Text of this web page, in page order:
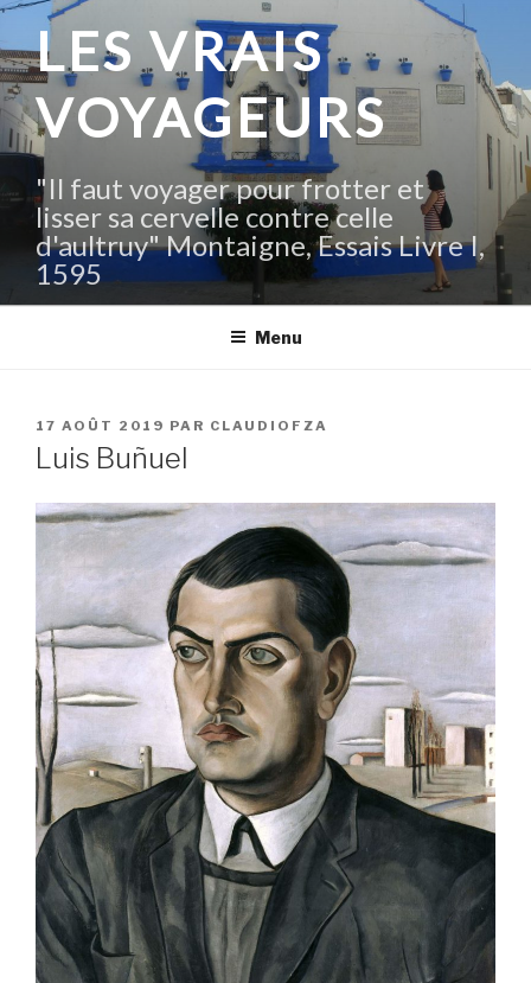
Aller
contenu
principal
LES VRAIS
VOYAGEURS
"Il faut voyager pour frotter et
lisser sa cervelle contre celle
d'aultruy" Montaigne, Essais Livre I,
1595
Menu
PUBLIÉ
LE
17 AOÛT 2019 PAR CLAUDIOFZA
Luis Buñuel